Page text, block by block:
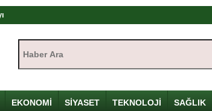
Davulunu Kırdı
4 Yaralı
EKONOMİ SİYASET TEKNOLOJİ SAĞLIK